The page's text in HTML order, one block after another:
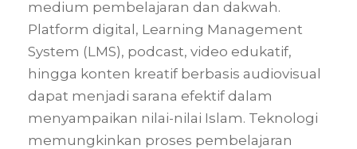
medium pembelajaran dan dakwah.
Platform digital, Learning Management
System (LMS), podcast, video edukatif,
hingga konten kreatif berbasis audiovisual
dapat menjadi sarana efektif dalam
menyampaikan nilai-nilai Islam. Teknologi
memungkinkan proses pembelajaran